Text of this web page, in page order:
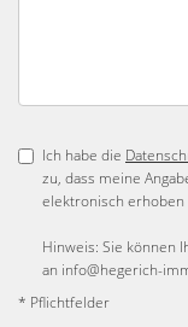
Ich habe die
zu, dass meine
elektronisch
Hinweis: Sie können
an info@hegerich-
* Pflichtfelder